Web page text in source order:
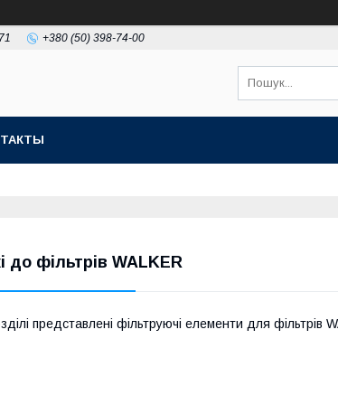
+380 (50) 398-74-00
до фільтрів WALKER
представлені фільтруючі елементи для фільтрів